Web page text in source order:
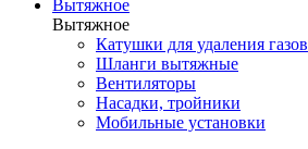
Вытяжное
Вытяжное
Катушки для удаления газов
Шланги вытяжные
Вентиляторы
Насадки, тройники
Мобильные установки